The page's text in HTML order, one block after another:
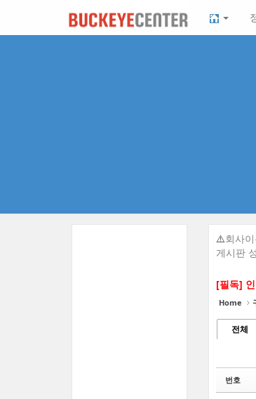
바
뉴
토
⚠️회사
게시판
[필독]
Home
전체
번호